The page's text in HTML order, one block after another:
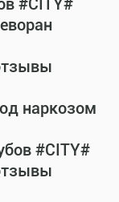
#CITY#
наркозом
#CITY#